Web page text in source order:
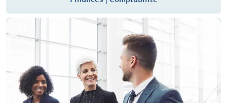
Stratégie | Gestion de programme et de projet